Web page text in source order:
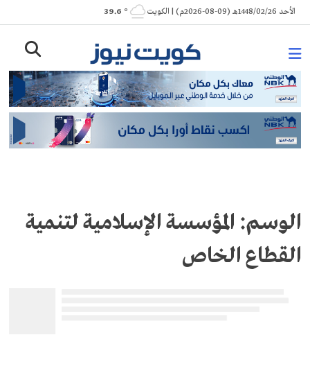
Skip
to
الأحد 1448/02/26هـ (09-08-2026م) | الكويت ° 39.6
الوسم: المؤسسة الإسلامية لتنمية
القطاع الخاص